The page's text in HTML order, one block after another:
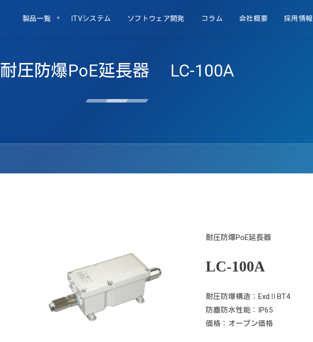
製品一覧 ITVシステム ソフトウェア開発 コラム 会社概要 採用情報
耐圧防爆PoE延長器 LC-100A
耐圧防爆PoE延長器
LC-100A
耐圧防爆構造：ExdⅡBT4
防塵防水性能：IP65
価格：オープン価格